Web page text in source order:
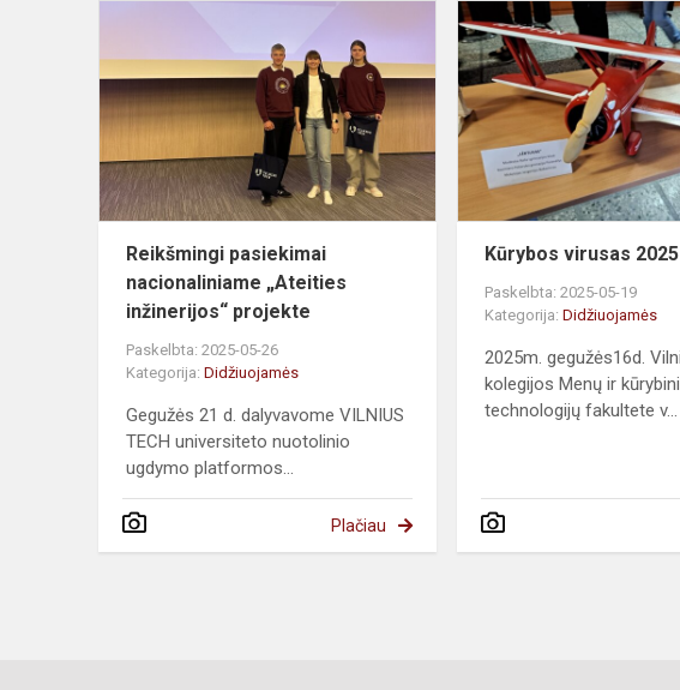
Reikšmingi
pasiekimai
nacionaliniame
„Ateities
inžinerijos“...
Reikšmingi pasiekimai
nacionaliniame „Ateities
inžinerijos“ projekte
Paskelbta: 2025-05-26
Kategorija: Didžiuojamės
Gegužės 21 d. dalyvavome VILNIUS
TECH universiteto nuotolinio
ugdymo platformos...
Plačiau
Kūrybos virusas 2025
Paskelbta: 2025-05-19
Kategorija:Didžiuojamės
2025m. gegužės16d.
kolegijos Menų ir
technologijų fakultete v...